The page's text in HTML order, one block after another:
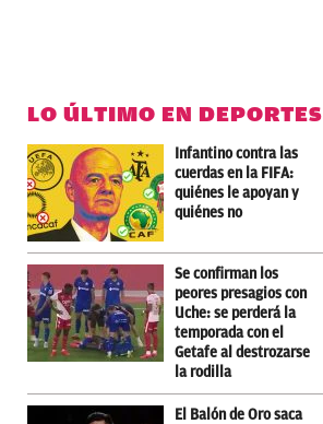
LO ÚLTIMO EN DEPORTES
Infantino contra las
cuerdas en la FIFA:
quiénes le apoyan y
quiénes no
Se confirman los
peores presagios con
Uche: se perderá la
temporada con el
Getafe al destrozarse
la rodilla
El Balón de Oro saca